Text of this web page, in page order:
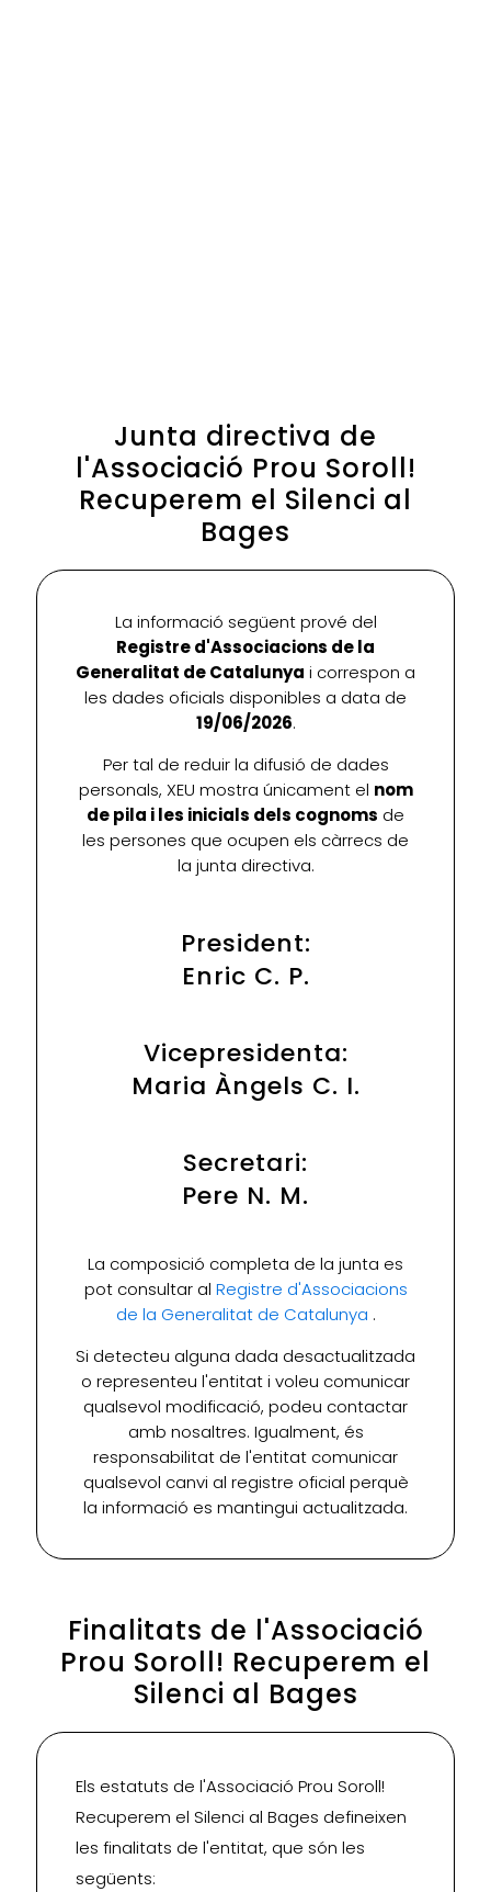
Junta directiva de
l'Associació Prou Soroll!
Recuperem el Silenci al
Bages
La informació següent prové del
Registre d'Associacions de la
Generalitat de Catalunya i correspon a
les dades oficials disponibles a data de
19/06/2026.
Per tal de reduir la difusió de dades
personals, XEU mostra únicament el nom
de pila i les inicials dels cognoms de
les persones que ocupen els càrrecs de
la junta directiva.
President:
Enric C. P.
Vicepresidenta:
Maria Àngels C. I.
Secretari:
Pere N. M.
La composició completa de la junta es
pot consultar al Registre d'Associacions
de la Generalitat de Catalunya .
Si detecteu alguna dada desactualitzada
o representeu l'entitat i voleu comunicar
qualsevol modificació, podeu contactar
amb nosaltres. Igualment, és
responsabilitat de l'entitat comunicar
qualsevol canvi al registre oficial perquè
la informació es mantingui actualitzada.
Finalitats de l'Associació
Prou Soroll! Recuperem el
Silenci al Bages
Els estatuts de l'Associació Prou Soroll!
Recuperem el Silenci al Bages defineixen
les finalitats de l'entitat, que són les
següents: